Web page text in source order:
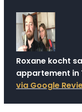
Roxane kocht
appartement in
via Google